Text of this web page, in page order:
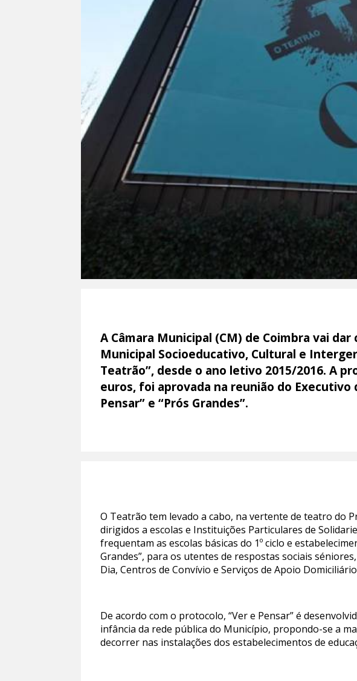
A Câmara Municipal (CM) de Coimbra vai
Municipal Socioeducativo, Cultural e
Teatrão”, desde o ano letivo 2015/2016. A
euros, foi aprovada na reunião do Executivo
Pensar” e “Prós Grandes”.
O Teatrão tem levado a cabo, na vertente de teatro do
dirigidos a escolas e Instituições Particulares de
frequentam as escolas básicas do 1º ciclo e
Grandes”, para os utentes de respostas sociais
Dia, Centros de Convívio e Serviços de Apoio
De acordo com o protocolo, “Ver e Pensar” é
infância da rede pública do Município, propondo-se a
decorrer nas instalações dos estabelecimentos de